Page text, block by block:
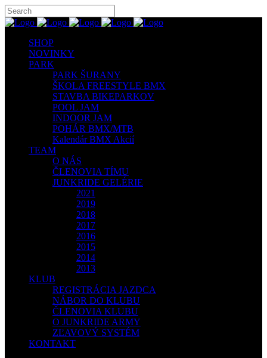
SHOP
NOVINKY
PARK
PARK ŠURANY
ŠKOLA FREESTYLE BMX
STAVBA BIKEPARKOV
POOL JAM
INDOOR JAM
POHÁR BMX/MTB
Kalendár BMX Akcií
TEAM
O NÁS
ČLENOVIA TÍMU
JUNKRIDE GELÉRIE
2021
2019
2018
2017
2016
2015
2014
2013
KLUB
REGISTRÁCIA JAZDCA
NÁBOR DO KLUBU
ČLENOVIA KLUBU
O JUNKRIDE ARMY
ZĽAVOVÝ SYSTÉM
KONTAKT